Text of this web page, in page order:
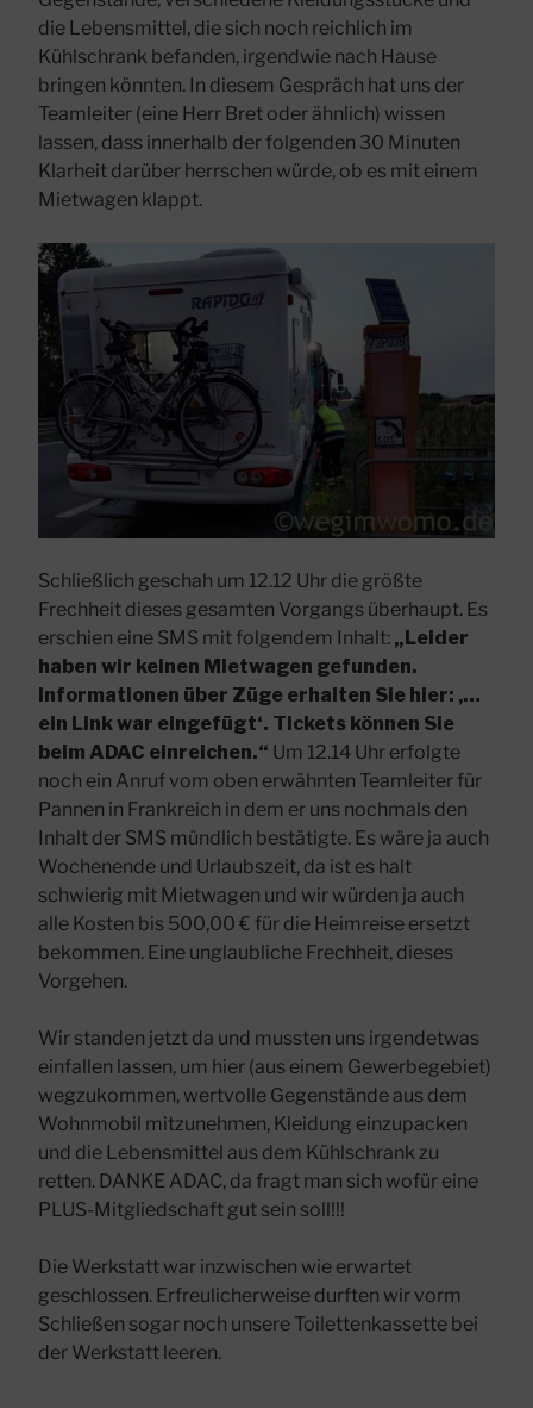
die Lebensmittel, die sich noch reichlich im
Kühlschrank befanden, irgendwie nach Hause
bringen könnten. In diesem Gespräch hat uns der
Teamleiter (eine Herr Bret oder ähnlich) wissen
lassen, dass innerhalb der folgenden 30 Minuten
Klarheit darüber herrschen würde, ob es mit einem
Mietwagen klappt.
Schließlich geschah um 12.12 Uhr die größte
Frechheit dieses gesamten Vorgangs überhaupt. Es
erschien eine SMS mit folgendem Inhalt: „Leider
haben wir keinen Mietwagen gefunden.
Informationen über Züge erhalten Sie hier: ‚…
ein Link war eingefügt‘. Tickets können Sie
beim ADAC einreichen.“ Um 12.14 Uhr erfolgte
noch ein Anruf vom oben erwähnten Teamleiter für
Pannen in Frankreich in dem er uns nochmals den
Inhalt der SMS mündlich bestätigte. Es wäre ja auch
Wochenende und Urlaubszeit, da ist es halt
schwierig mit Mietwagen und wir würden ja auch
alle Kosten bis 500,00 € für die Heimreise ersetzt
bekommen. Eine unglaubliche Frechheit, dieses
Vorgehen.
Wir standen jetzt da und mussten uns irgendetwas
einfallen lassen, um hier (aus einem Gewerbegebiet)
wegzukommen, wertvolle Gegenstände aus dem
Wohnmobil mitzunehmen, Kleidung einzupacken
und die Lebensmittel aus dem Kühlschrank zu
retten. DANKE ADAC, da fragt man sich wofür eine
PLUS-Mitgliedschaft gut sein soll!!!
Die Werkstatt war inzwischen wie erwartet
geschlossen. Erfreulicherweise durften wir vorm
Schließen sogar noch unsere Toilettenkassette bei
der Werkstatt leeren.